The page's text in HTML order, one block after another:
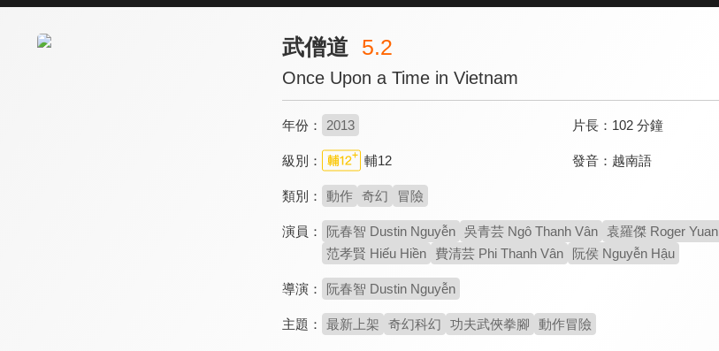
武僧道 5.2
Once Upon a Time in Vietnam
年份： 2013 片長： 102 分鐘
級別： 輔12 發音： 越南語
類別： 動作 奇幻 冒險
演員： 阮春智 Dustin Nguyễn 吳青芸 Ngô Thanh Vân 袁羅傑 Roger Yuan
范孝賢 Hiếu Hiền
費清芸 Phi Thanh Vân 阮侯 Nguyễn Hậu
導演： 阮春智 Dustin Nguyễn
主題： 最新上架 奇幻科幻 功夫武俠拳腳 動作冒險